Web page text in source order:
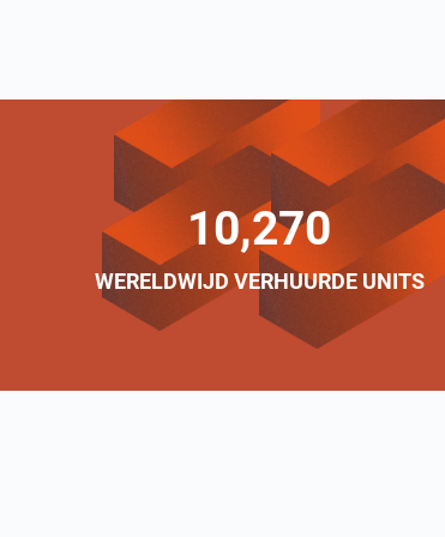
10,270
WERELDWIJD VERHUURDE UNITS